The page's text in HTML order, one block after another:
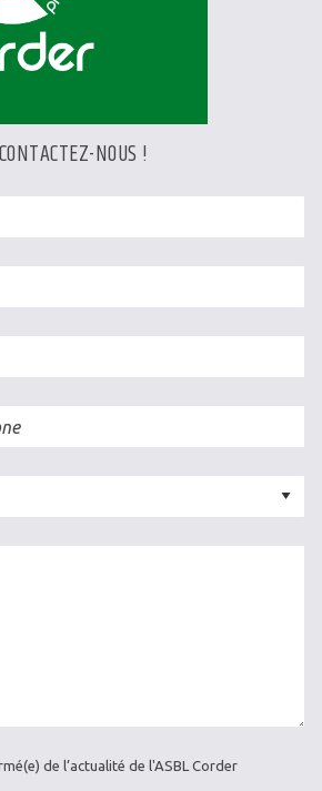
CONTACTEZ-NOUS !
de l’actualité de l'ASBL Corder